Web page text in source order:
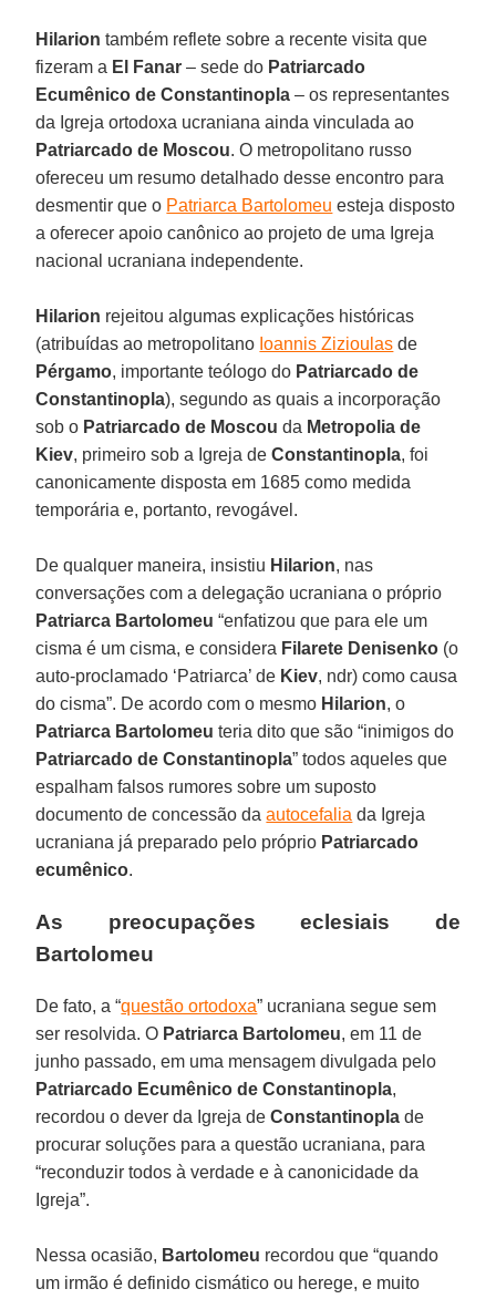
Hilarion também reflete sobre a recente visita que
fizeram a El Fanar – sede do Patriarcado
Ecumênico de Constantinopla– os representantes
da Igreja ortodoxa ucraniana ainda vinculada ao
Patriarcado de Moscou. O metropolitano russo
ofereceu um resumo detalhado desse encontro para
desmentir que o Patriarca Bartolomeu esteja disposto
a oferecer apoio canônico ao projeto de uma Igreja
nacional ucraniana independente.
Hilarion rejeitou algumas explicações históricas
(atribuídas ao metropolitano Ioannis Zizioulas de
Pérgamo, importante teólogo do Patriarcado de
Constantinopla), segundo as quais a incorporação
sob o Patriarcado de Moscou da Metropolia de
Kiev, primeiro sob a Igreja deConstantinopla, foi
canonicamente disposta em 1685 como medida
temporária e, portanto, revogável.
De qualquer maneira, insistiu Hilarion, nas
conversações com a delegação ucraniana o próprio
Patriarca Bartolomeu “enfatizou que para ele um
cisma é um cisma, e considera Filarete Denisenko (o
auto-proclamado ‘Patriarca’ de Kiev, ndr) como causa
do cisma”. De acordo com o mesmo Hilarion, o
Patriarca Bartolomeuteria dito que são “inimigos do
Patriarcado de Constantinopla” todos aqueles que
espalham falsos rumores sobre um suposto
documento de concessão daautocefalia da Igreja
ucraniana já preparado pelo próprio Patriarcado
ecumênico.
As preocupações eclesiais de
Bartolomeu
De fato, a “questão ortodoxa” ucraniana segue sem
ser resolvida. O Patriarca Bartolomeu, em 11 de
junho passado, em uma mensagem divulgada pelo
Patriarcado Ecumênico de Constantinopla,
recordou o dever da Igreja deConstantinopla de
procurar soluções para a questão ucraniana, para
“reconduzir todos à verdade e à canonicidade da
Igreja”.
Nessa ocasião, Bartolomeu recordou que “quando
um irmão é definido cismático ou herege, e muito